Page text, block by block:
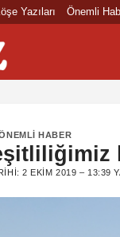
Yazıları Önemli
HABER
2 EKIM 2019 – 13:39